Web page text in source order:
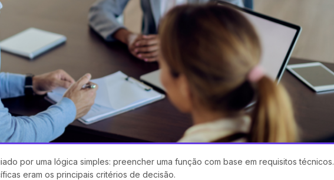
por uma lógica simples: preencher uma função com base em requisitos técnicos.
eram os principais critérios de decisão.